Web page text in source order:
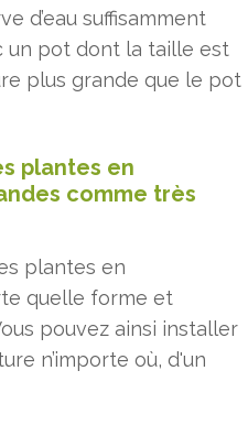
d’eau suffisamment
un pot dont la taille est
plus grande que le pot
plantes en
comme très
plantes en
quelle forme et
pouvez ainsi installer
n’importe où, d'un